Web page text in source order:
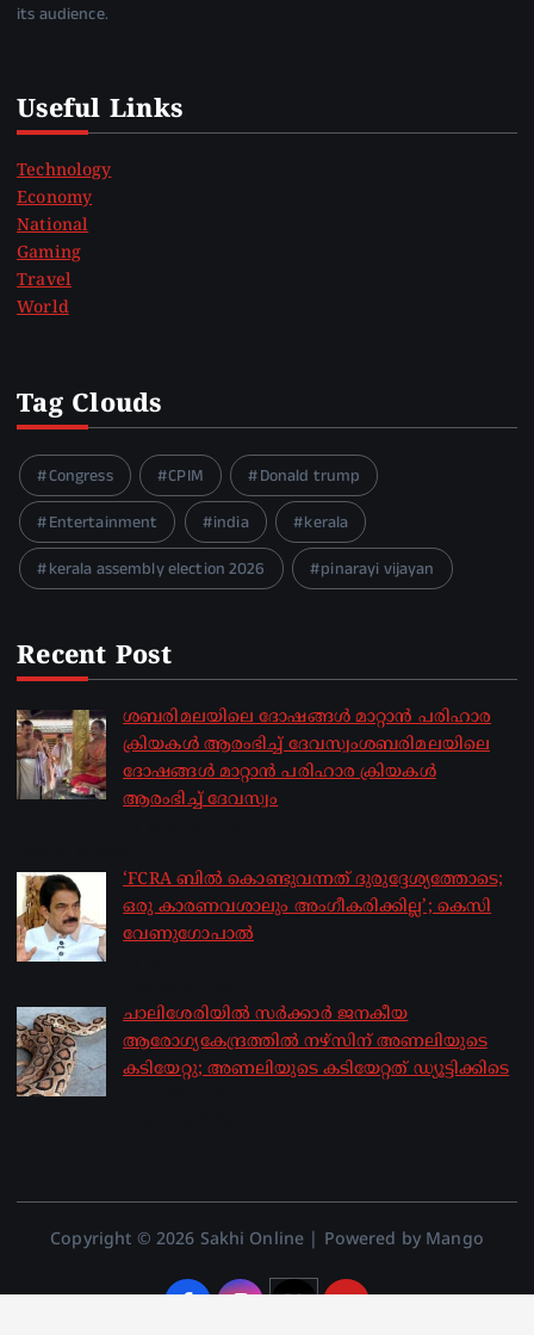
its audience.
Useful Links
Technology
Economy
National
Gaming
Travel
World
Tag Clouds
Congress CPIM
Donald trump
Entertainment
india
kerala
kerala assembly election 2026
pinarayi vijayan
Recent Post
ശബരിമലയിലെ ദോഷങ്ങൾ മാറ്റാൻ പരിഹാര
ക്രിയകൾ ആരംഭിച്ച് ദേവസ്വംശബരിമലയിലെ
ദോഷങ്ങൾ മാറ്റാൻ പരിഹാര ക്രിയകൾ
ആരംഭിച്ച് ദേവസ്വം
‘FCRA ബിൽ കൊണ്ടുവന്നത് ദുരുദ്ദേശ്യത്തോടെ;
ഒരു കാരണവശാലും അം​ഗീകരിക്കില്ല’; കെസി
വേണു​ഗോപാൽ
ചാലിശേരിയില്‍ സര്‍ക്കാര്‍ ജനകീയ
ആരോഗ്യകേന്ദ്രത്തില്‍ നഴ്സിന് അണലിയുടെ
കടിയേറ്റു; അണലിയുടെ കടിയേറ്റത് ഡ്യൂട്ടിക്കിടെ
Copyright © 2026 Sakhi Online | Powered by Mango